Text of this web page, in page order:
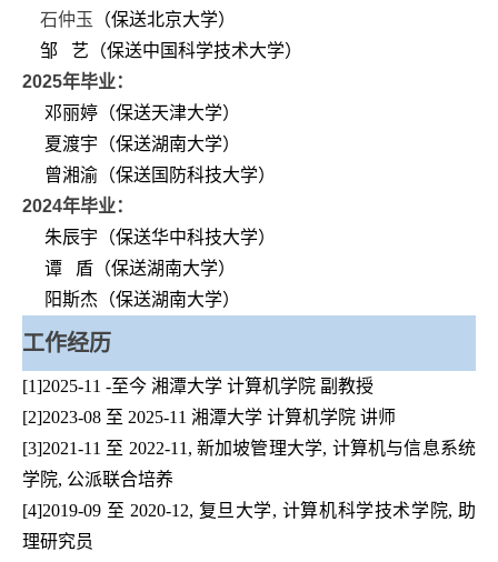
石仲玉
（保送北京大学）
邹 艺（保送中国科学技术大学）
2025年毕业：
邓丽婷 （保送天津大学）
夏渡宇（保送湖南大学）
曾湘渝（保送国防科技大学）
2024年毕业：
朱辰宇（保送华中科技大学）
谭 盾（保送湖南大学）
阳斯杰（保送湖南大学）
工作经历
[1]2025-11 -至今 湘潭大学 计算机学院 副教授
[2]2023-08 至 2025-11 湘潭大学 计算机学院 讲师
[3]2021-11 至 2022-11, 新加坡管理大学, 计算机与信息系统
学院, 公派联合培养
[4]2019-09 至 2020-12, 复旦大学, 计算机科学技术学院, 助
理研究员